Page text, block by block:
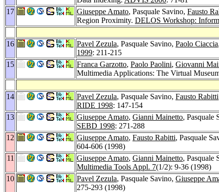
17
Giuseppe Amato, Pasquale Savino, Fausto
Region Proximity. DELOS Workshop:
16 Pavel Zezula, Pasquale Savino, Paolo Ciaccia
1999: 211-215
15
Franca Garzotto, Paolo Paolini, Giovanni
Multimedia Applications: The Virtual
14 Pavel Zezula, Pasquale Savino, Fausto Rabitti
RIDE 1998: 147-154
13
Giuseppe Amato, Gianni Mainetto,
SEBD 1998: 271-288
12
Giuseppe Amato, Fausto Rabitti, Pasquale
604-606 (1998)
11
Giuseppe Amato, Gianni Mainetto, Pasquale
Multimedia Tools Appl. 7(1/2): 9-36 (1998)
10
Pavel Zezula, Pasquale Savino, Giuseppe
275-293 (1998)